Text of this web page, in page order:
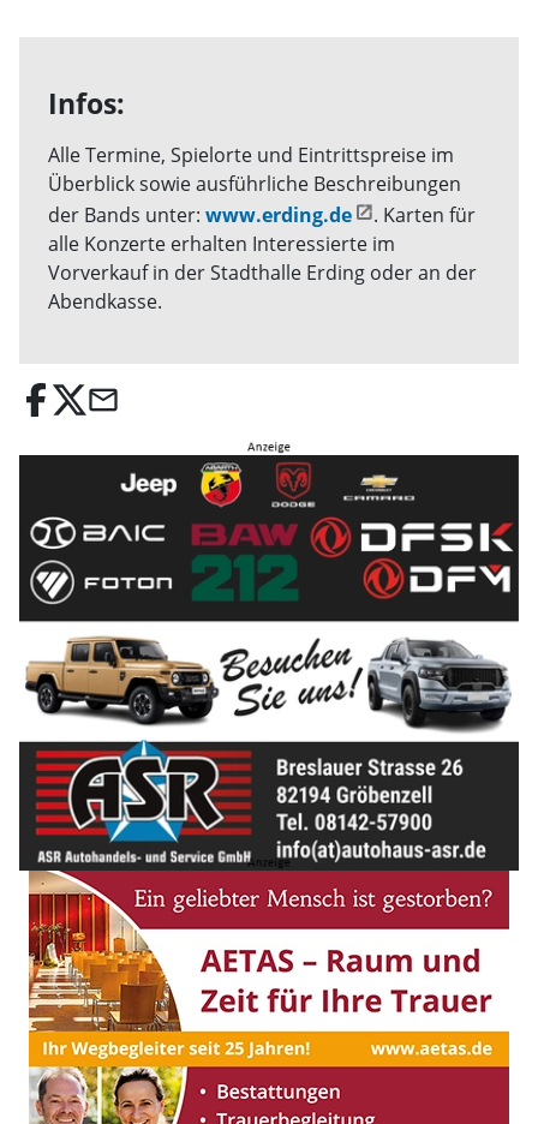
Infos:
Alle Termine, Spielorte und Eintrittspreise im
Überblick sowie ausführliche Beschreibungen
der Bands unter: www.erding.de
. Karten für
alle Konzerte erhalten Interessierte im
Vorverkauf in der Stadthalle Erding oder an der
Abendkasse.
email